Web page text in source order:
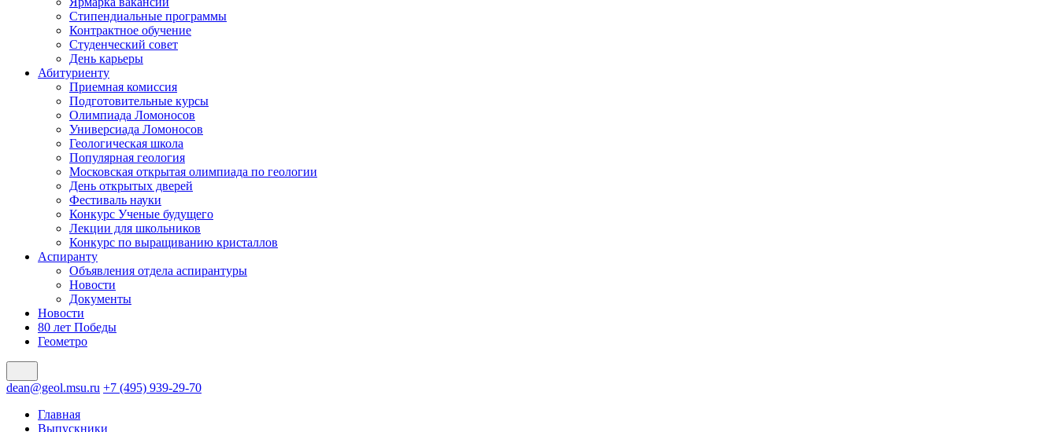
Стипендиальные программы
Контрактное обучение
Студенческий совет
День карьеры
Абитуриенту
Приемная комиссия
Подготовительные курсы
Олимпиада Ломоносов
Универсиада Ломоносов
Геологическая школа
Популярная геология
Московская открытая олимпиада по геологии
День открытых дверей
Фестиваль науки
Конкурс Ученые будущего
Лекции для школьников
Конкурс по выращиванию кристаллов
Аспиранту
Объявления отдела аспирантуры
Новости
Документы
Новости
80 лет Победы
Геометро
dean@geol.msu.ru +7 (495) 939-29-70
Главная
Выпускники